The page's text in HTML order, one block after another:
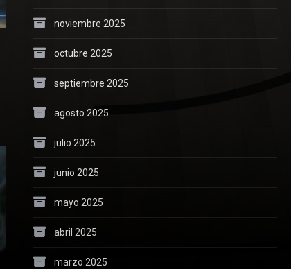
noviembre 2025
octubre 2025
septiembre 2025
agosto 2025
julio 2025
junio 2025
mayo 2025
abril 2025
marzo 2025